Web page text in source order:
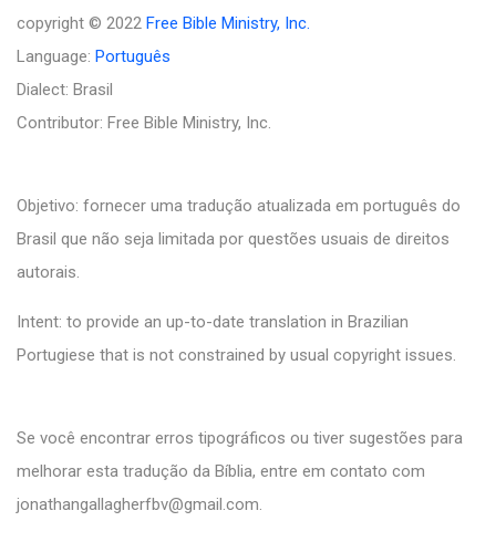
copyright © 2022 Free Bible Ministry, Inc.
Language: Português
Dialect: Brasil
Contributor: Free Bible Ministry, Inc.
Objetivo: fornecer uma tradução atualizada em português do
Brasil que não seja limitada por questões usuais de direitos
autorais.
Intent: to provide an up-to-date translation in Brazilian
Portugiese that is not constrained by usual copyright issues.
Se você encontrar erros tipográficos ou tiver sugestões para
melhorar esta tradução da Bíblia, entre em contato com
jonathangallagherfbv@gmail.com.